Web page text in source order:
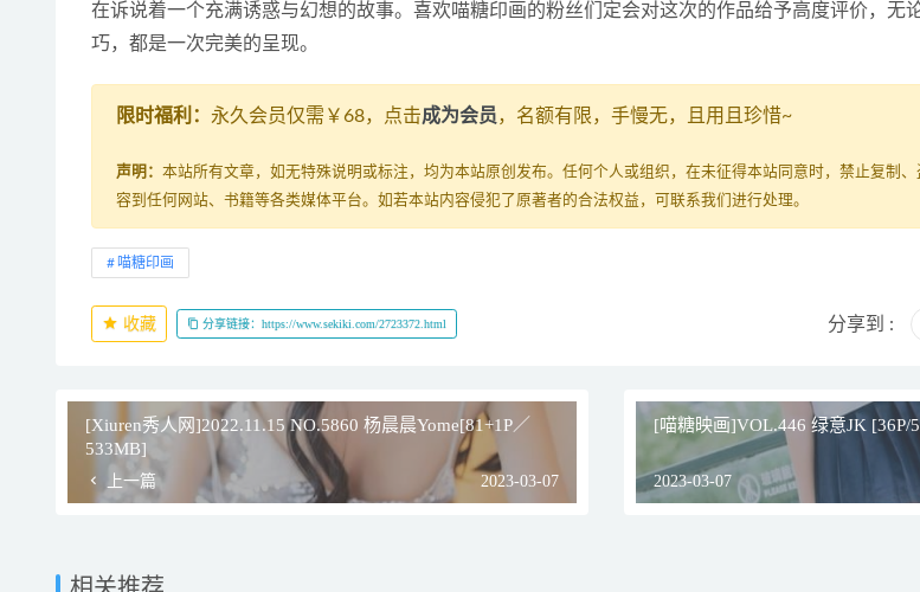
在诉说着一个充满诱惑与幻想的故事。喜欢喵糖印画的粉丝们定会对这次的作品给予高度评价，无
巧，都是一次完美的呈现。
限时福利： 永久会员仅需￥68，点击成为会员，名额有限，手慢无，且用且珍惜~
声明： 本站所有文章，如无特殊说明或标注，均为本站原创发布。任何个人或组织，在未征得本站同意时，禁止复制
容到任何网站、书籍等各类媒体平台。如若本站内容侵犯了原著者的合法权益，可联系我们进行处理。
喵糖印画
收藏 分享链接：https://www.sekiki.com/2723372.html 分享到 :
[Xiuren秀人网]2022.11.15 NO.5860 杨晨晨Yome[81+1P／
533MB]
上一篇 2023-03-07
[喵糖映画]VOL.446 绿意JK [36P/
2023-03-07